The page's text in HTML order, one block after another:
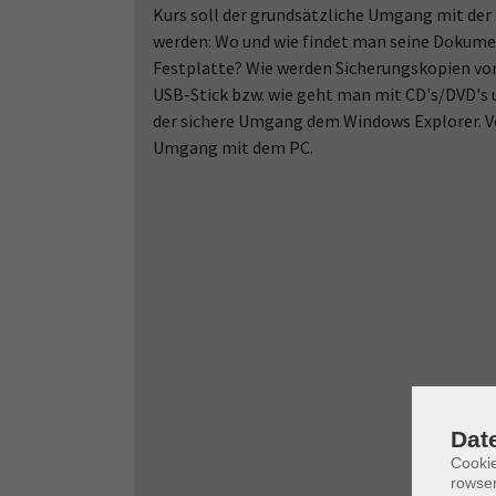
Kurs soll der grundsätzliche Umgang mit
werden: Wo und wie findet man seine
Festplatte? Wie werden Sicherungskopien
USB-Stick bzw. wie geht man mit CD's/
der sichere Umgang dem Windows
Umgang mit dem PC.